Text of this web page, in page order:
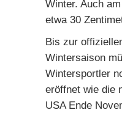
Winter. Auch
etwa 30
Bis zur
Wintersaison
Wintersportler
eröffnet wie die
USA Ende